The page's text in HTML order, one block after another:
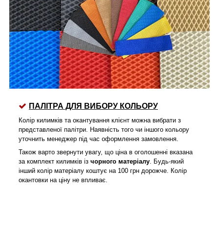
ПАЛІТРА ДЛЯ ВИБОРУ КОЛЬОРУ
Колір килимків та окантування клієнт можна вибрати з
представленої палітри. Наявність того чи іншого кольору
уточнить менеджер під час оформлення замовлення.
Також варто звернути увагу, що ціна в оголошенні вказана
за комплект килимків із чорного матеріалу. Будь-який
інший колір матеріалу коштує на 100 грн дорожче. Колір
окантовки на ціну не впливає.